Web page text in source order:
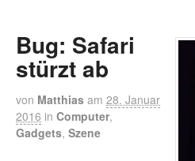
Bug: Safari
stürzt ab
von Matthias am 28. Januar
2016 in Computer,
Gadgets, Szene